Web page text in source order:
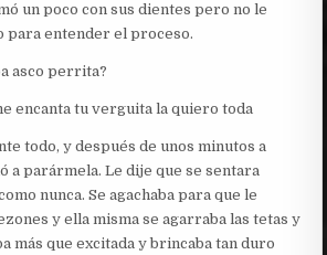
un poco con sus dientes pero no le
para entender el proceso.
perrita?
tu verguita la quiero toda
todo, y después de unos minutos a
a parármela. Le dije que se sentara
nunca. Se agachaba para que le
y ella misma se agarraba las tetas y
más que excitada y brincaba tan duro